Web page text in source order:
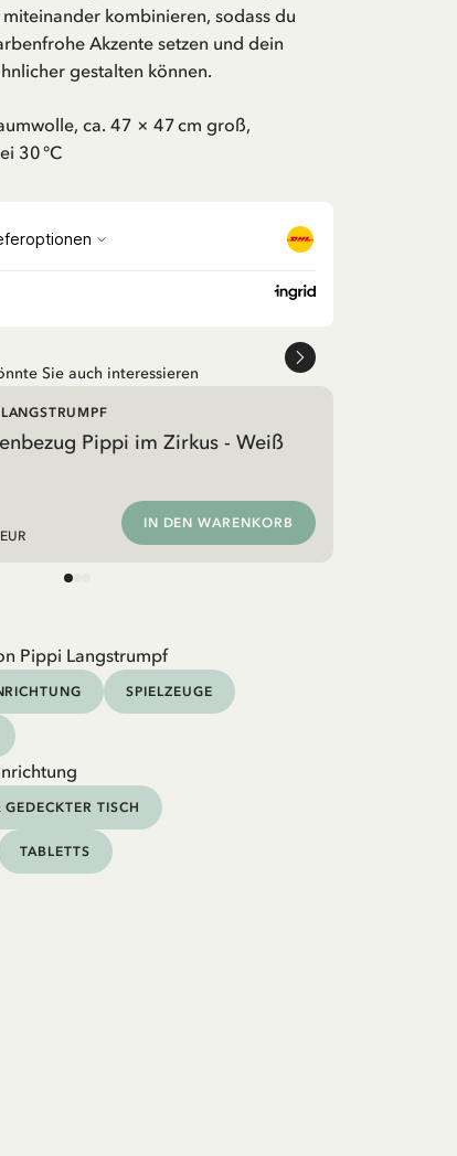
kombinieren, sodass du
Akzente setzen und dein
gestalten können.
ca. 47 × 47 cm groß,
30 °C
Sie auch interessieren
Pippi im Zirkus - Weiß
IN DEN WARENKORB
Pippi Langstrumpf
SPIELZEUGE
GEDECKTER TISCH
TABLETTS